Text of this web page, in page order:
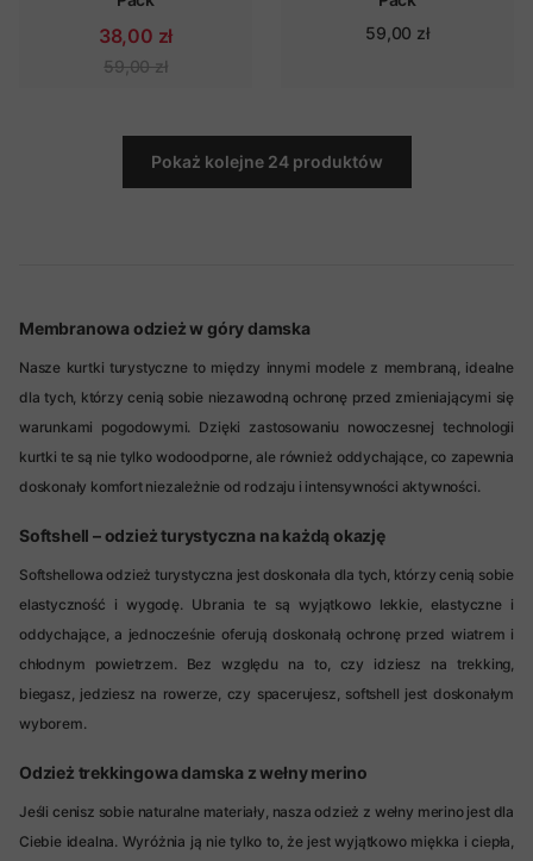
38,00 zł
59,00 zł
59,00 zł
Pokaż kolejne 24 produktów
Membranowa odzież w góry damska
Nasze kurtki turystyczne to między innymi modele z membraną, idealne
dla tych, którzy cenią sobie niezawodną ochronę przed zmieniającymi się
warunkami pogodowymi. Dzięki zastosowaniu nowoczesnej technologii
kurtki te są nie tylko wodoodporne, ale również oddychające, co zapewnia
doskonały komfort niezależnie od rodzaju i intensywności aktywności.
Softshell – odzież turystyczna na każdą okazję
Softshellowa odzież turystyczna jest doskonała dla tych, którzy cenią sobie
elastyczność i wygodę. Ubrania te są wyjątkowo lekkie, elastyczne i
oddychające, a jednocześnie oferują doskonałą ochronę przed wiatrem i
chłodnym powietrzem. Bez względu na to, czy idziesz na trekking,
biegasz, jedziesz na rowerze, czy spacerujesz, softshell jest doskonałym
wyborem.
Odzież trekkingowa damska z wełny merino
Jeśli cenisz sobie naturalne materiały, nasza odzież z wełny merino jest dla
Ciebie idealna. Wyróżnia ją nie tylko to, że jest wyjątkowo miękka i ciepła,